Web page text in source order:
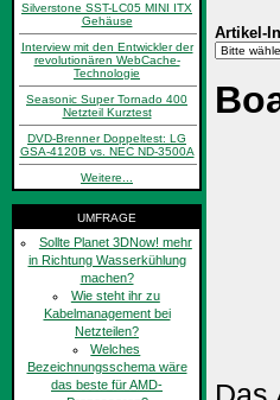
Silverstone SST-LC05 MINI ITX
Gehäuse
Interview mit den Entwickler der
revolutionären WebCache-
Technologie
Seasonic Super Tornado 400
Netzteil Kurztest
DVD-Brenner Doppeltest: LG
GSA-4120B vs. NEC ND-3500A
Weitere...
UMFRAGE
Sollte Planet 3DNow! mehr
in Richtung Wasserkühlung
machen?
Wie steht ihr zu
Kabelmanagement bei
Netzteilen?
Welches
Bezeichnungsschema wäre
das beste für AMD-
Artikel-